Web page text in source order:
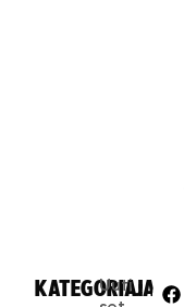
KATEGORIA:
UutiJAA: